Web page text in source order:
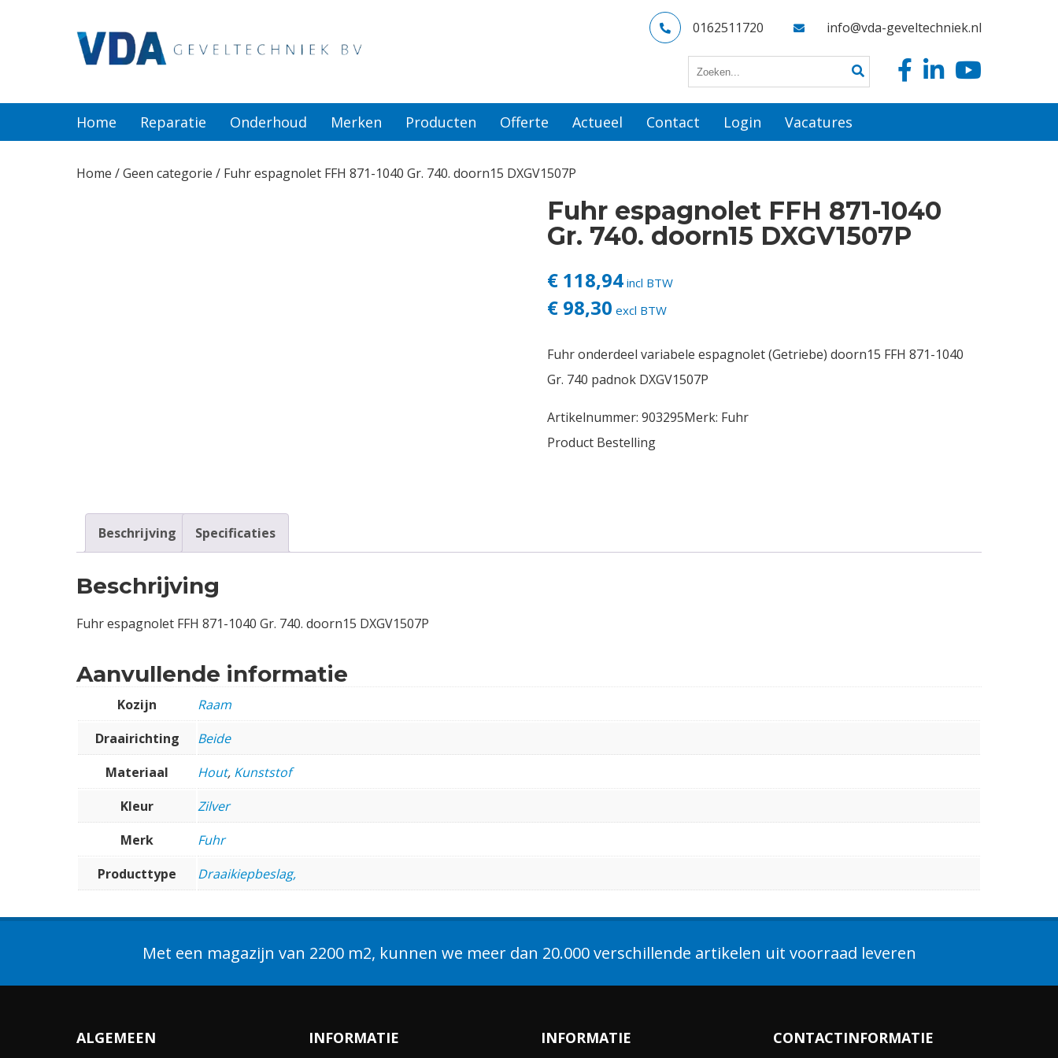
0162511720 info@vda-geveltechniek.nl
Home Reparatie Onderhoud Merken Producten Offerte Actueel Contact Login Vacatures
Home /Geen categorie / Fuhr espagnolet FFH 871-1040 Gr. 740. doorn15 DXGV1507P
Fuhr espagnolet FFH 871-1040
Gr. 740. doorn15 DXGV1507P
€ 118,94 incl BTW
€ 98,30 excl BTW
Fuhr onderdeel variabele espagnolet (Getriebe) doorn15 FFH 871-1040
Gr. 740 padnok DXGV1507P
Artikelnummer: 903295Merk: Fuhr
Product Bestelling
Beschrijving Specificaties
Beschrijving
Fuhr espagnolet FFH 871-1040 Gr. 740. doorn15 DXGV1507P
Aanvullende informatie
Kozijn
Raam
Draairichting
Beide
Materiaal
Hout, Kunststof
Kleur
Zilver
Merk
Fuhr
Producttype
Draaikiepbeslag,
Met een magazijn van 2200 m2, kunnen we meer dan 20.000 verschillende artikelen uit voorraad leveren
ALGEMEEN INFORMATIE INFORMATIE CONTACTINFORMATIE